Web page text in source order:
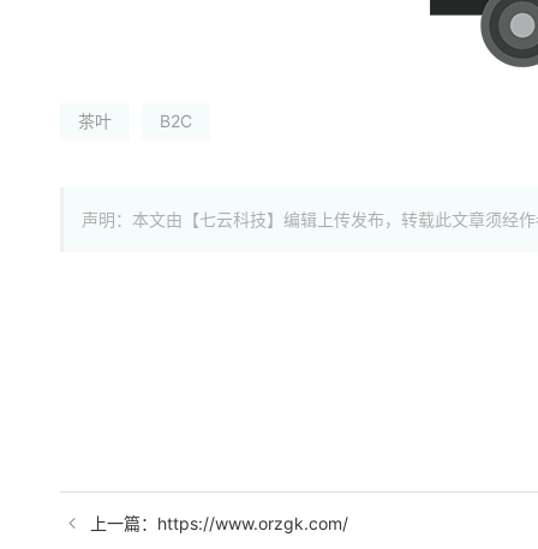
茶叶 B2C
声明：本文由【七云科技】编辑上传发布，转载此文章须经
上一篇：https://www.orzgk.com/